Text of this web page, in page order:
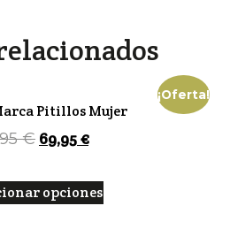
¡Oferta!
Pitillos Mujer
€ 69,95€
opciones